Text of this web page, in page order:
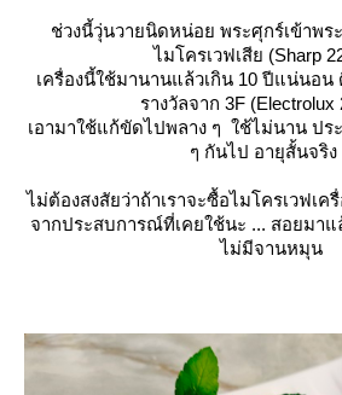
ช่วงนี้วุ่นวายนิดหน่อย พระศุกร์เข้าพร
ไมโครเวฟเสีย (Sharp
เครื่องนี้ใช้มานานแล้วเกิน 10 ปีแน่นอน
รางวัลจาก 3F (Electrolux
เอามาใช้แก้ขัดไปพลาง ๆ ใช้ไม่นาน ปร
ๆ กันไป อายุสั้นจริง
ไม่ต้องสงสัยว่าถ้าเราจะซื้อไมโครเวฟเค
จากประสบการณ์ที่เคยใช้นะ ... สอยมาแ
ไม่มีจานหมุน